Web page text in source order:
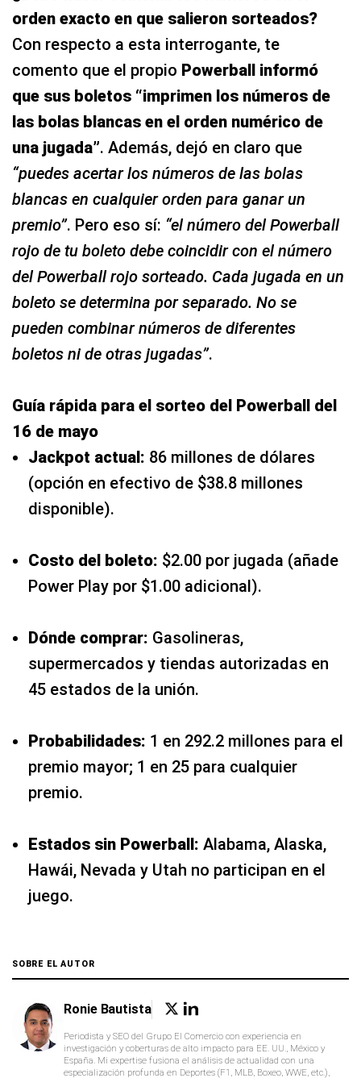
orden exacto en que salieron sorteados?
Con respecto a esta interrogante, te
comento que el propio Powerball informó
que sus boletos “imprimen los números de
las bolas blancas en el orden numérico de
una jugada”. Además, dejó en claro que
“puedes acertar los números de las bolas
blancas en cualquier orden para ganar un
premio”. Pero eso sí: “el número del Powerball
rojo de tu boleto debe coincidir con el número
del Powerball rojo sorteado. Cada jugada en un
boleto se determina por separado. No se
pueden combinar números de diferentes
boletos ni de otras jugadas”.
Guía rápida para el sorteo del Powerball del
16 de mayo
Jackpot actual: 86 millones de dólares
(opción en efectivo de $38.8 millones
disponible).
Costo del boleto: $2.00 por jugada (añade
Power Play por $1.00 adicional).
Dónde comprar: Gasolineras,
supermercados y tiendas autorizadas en
45 estados de la unión.
Probabilidades: 1 en 292.2 millones para el
premio mayor; 1 en 25 para cualquier
premio.
Estados sin Powerball: Alabama, Alaska,
Hawái, Nevada y Utah no participan en el
juego.
SOBRE EL AUTOR
Ronie Bautista
Periodista y SEO del Grupo El Comercio con experiencia en
investigación y coberturas de alto impacto para EE. UU., México y
España. Mi expertise fusiona el análisis de actualidad con una
especialización profunda en Deportes (F1, MLB, Boxeo, WWE, etc.),